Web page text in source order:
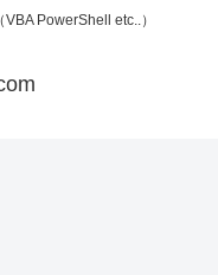
PowerShell etc..）